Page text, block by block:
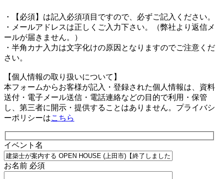
・【必須】は記入必須項目ですので、必ずご記入ください。
・メールアドレスは正しくご入力下さい。（弊社より返信メ
ールが届きません。）
・半角カナ入力は文字化けの原因となりますのでご注意くだ
さい。
【個人情報の取り扱いについて】
本フォームからお客様が記入・登録された個人情報は、資料
送付・電子メール送信・電話連絡などの目的で利用・保管
し、第三者に開示・提供することはありません。プライバシ
ーポリシーはこちら
イベント名
お名前 必須